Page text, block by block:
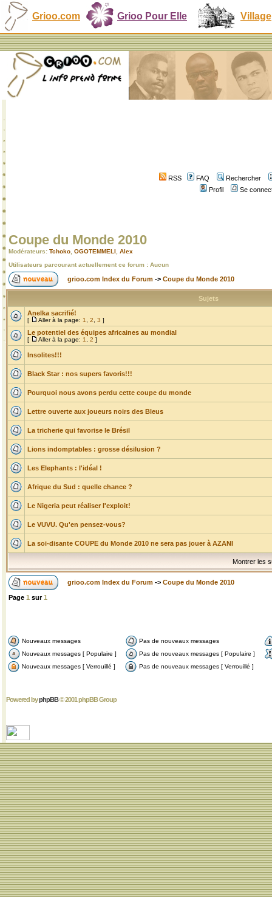
Grioo.com Grioo Pour Elle Village
RSS FAQ
Rechercher
Profil
Se
Coupe du Monde 2010
Modérateurs: Tchoko OGOTEMMELI Alex
Utilisateurs parcourant actuellement ce forum : Aucun
grioo.com Index du Forum -> Coupe du Monde 2010
Sujets
Anelka sacrifié!
[ Aller à la page: 1 2 3 ]
Le potentiel des équipes africaines au mondial
[ Aller à la page: 1 2 ]
Insolites!!!
Black Star : nos supers favoris!!!
Pourquoi nous avons perdu cette coupe du monde
Lettre ouverte aux joueurs noirs des Bleus
La tricherie qui favorise le Brésil
Lions indomptables : grosse désilusion ?
Les Elephants : l'idéal !
Afrique du Sud : quelle chance ?
Le Nigeria peut réaliser l'exploit!
Le VUVU. Qu'en pensez-vous?
La soi-disante COUPE du Monde 2010 ne sera pas jouer à AZANI
Montrer les
grioo.com Index du Forum -> Coupe du Monde 2010
Page 1 sur1
Nouveaux messages
Pas de nouveaux messages
Nouveaux messages [ Populaire ]
Pas de nouveaux messages [ Populaire ]
Nouveaux messages [ Verrouillé ]
Pas de nouveaux messages [ Verrouillé ]
Powered byphpBB© 2001 phpBB Group